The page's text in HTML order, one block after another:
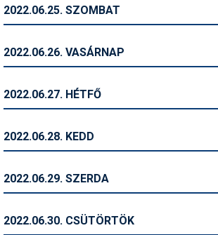
Történelem
Utazási tippek
2022.06.25. SZOMBAT
2022.06.26. VASÁRNAP
2022.06.27. HÉTFŐ
2022.06.28. KEDD
2022.06.29. SZERDA
2022.06.30. CSÜTÖRTÖK